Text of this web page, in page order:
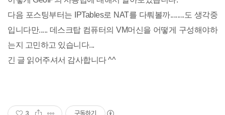
다음 포스팅부터는 IPTables로 NAT를 다뤄볼까........도 생각중
입니다만..... 데스크탑 컴퓨터의 VM머신을 어떻게 구성해야하
는지 고민하고 있습니다...
긴 글 읽어주셔서 감사합니다 ^^
3 구독하기